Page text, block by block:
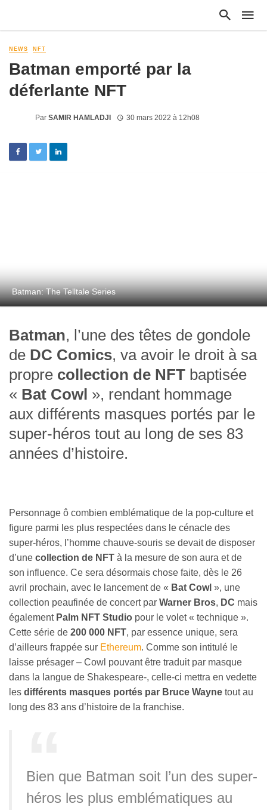
NEWS NFT
Batman emporté par la
déferlante NFT
Par SAMIR HAMLADJI 30 mars 2022 à 12h08
Batman: The Telltale Series
Batman, l’une des têtes de gondole
de DC Comics, va avoir le droit à sa
propre collection de NFT baptisée
« Bat Cowl », rendant hommage
aux différents masques portés par le
super-héros tout au long de ses 83
années d’histoire.
Personnage ô combien emblématique de la pop-culture et
figure parmi les plus respectées dans le cénacle des
super-héros, l’homme chauve-souris se devait de disposer
d’une collection de NFT à la mesure de son aura et de
son influence. Ce sera désormais chose faite, dès le 26
avril prochain, avec le lancement de « Bat Cowl », une
collection peaufinée de concert par Warner Bros, DC mais
également Palm NFT Studio pour le volet « technique ».
Cette série de 200 000 NFT, par essence unique, sera
d’ailleurs frappée sur Ethereum. Comme son intitulé le
laisse présager – Cowl pouvant être traduit par masque
dans la langue de Shakespeare-, celle-ci mettra en vedette
les différents masques portés par Bruce Wayne tout au
long des 83 ans d’histoire de la franchise.
Bien que Batman soit l’un des super-
héros les plus emblématiques au